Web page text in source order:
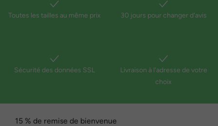
Toutes les tailles au même prix 30 jours pour changer d'avis
Sécurité des données SSL
Livraison à l'adresse de votre
choix
15 % de remise de bienvenue